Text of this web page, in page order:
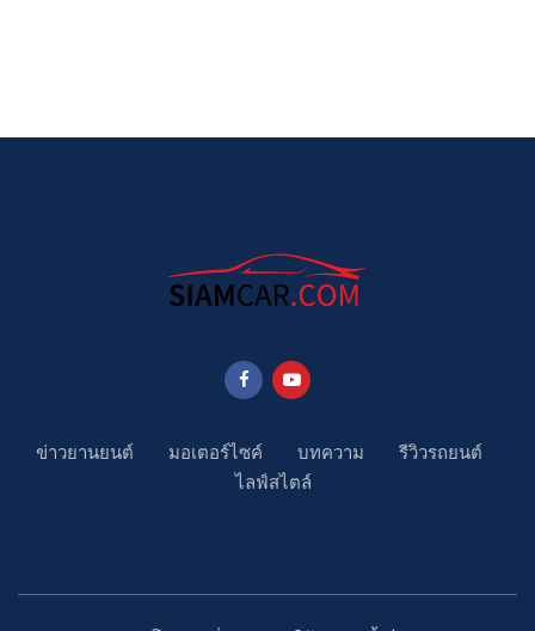
ข่าวยานยนต์ มอเตอร์ไซค์ บทความ
รีวิวรถยนต์
ไลฟ์สไตล์